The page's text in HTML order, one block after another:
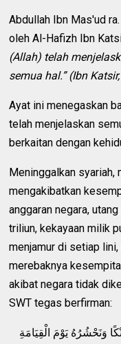
Abdullah Ibn Mas'ud
oleh Al-Hafizh Ibn
(Allah) telah
semua hal.” (Ibn
Ayat ini menegaskan
telah menjelaskan
berkaitan dengan
Meninggalkan syariah,
mengakibatkan
anggaran negara,
triliun, kekayaan milik
menjamur di setiap
merebaknya
akibat negara tidak
SWT tegas berfirman:
يَوْمَ الْقِيَامَةِ